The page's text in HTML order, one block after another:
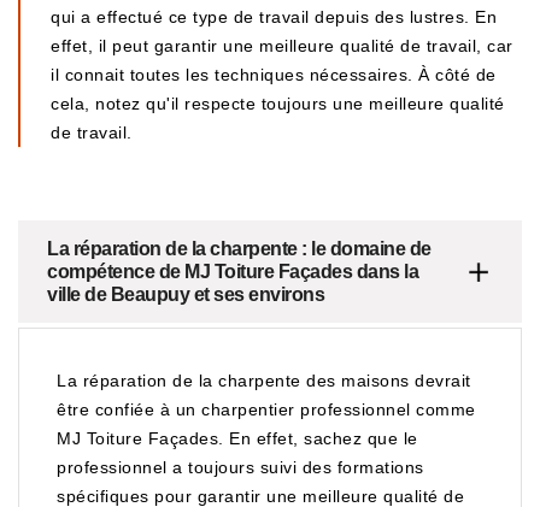
qui a effectué ce type de travail depuis des lustres. En
effet, il peut garantir une meilleure qualité de travail, car
il connait toutes les techniques nécessaires. À côté de
cela, notez qu'il respecte toujours une meilleure qualité
de travail.
La réparation de la charpente : le domaine de
compétence de MJ Toiture Façades dans la
ville de Beaupuy et ses environs
La réparation de la charpente des maisons devrait
être confiée à un charpentier professionnel comme
MJ Toiture Façades. En effet, sachez que le
professionnel a toujours suivi des formations
spécifiques pour garantir une meilleure qualité de